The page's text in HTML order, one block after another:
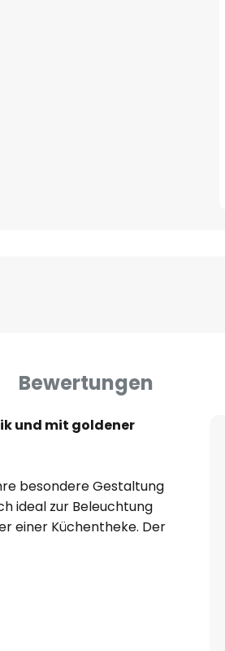
Bewertungen
und mit goldener
besondere Gestaltung
ideal zur Beleuchtung
einer Küchentheke. Der
und verfügt über eine
Design ist Wells
inklusive und kann frei